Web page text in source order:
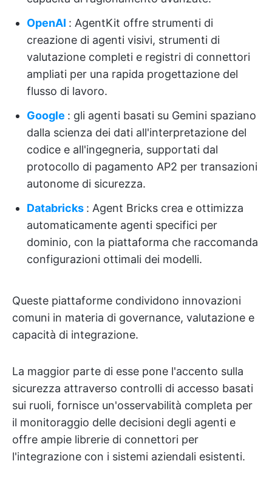
OpenAI : AgentKit offre strumenti di
creazione di agenti visivi, strumenti di
valutazione completi e registri di connettori
ampliati per una rapida progettazione del
flusso di lavoro.
Google : gli agenti basati su Gemini spaziano
dalla scienza dei dati all'interpretazione del
codice e all'ingegneria, supportati dal
protocollo di pagamento AP2 per transazioni
autonome di sicurezza.
Databricks : Agent Bricks crea e ottimizza
automaticamente agenti specifici per
dominio, con la piattaforma che raccomanda
configurazioni ottimali dei modelli.
Queste piattaforme condividono innovazioni
comuni in materia di governance, valutazione e
capacità di integrazione.
La maggior parte di esse pone l'accento sulla
sicurezza attraverso controlli di accesso basati
sui ruoli, fornisce un'osservabilità completa per
il monitoraggio delle decisioni degli agenti e
offre ampie librerie di connettori per
l'integrazione con i sistemi aziendali esistenti.